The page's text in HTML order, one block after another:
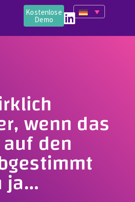
Kostenlose
Demo
wenn das
den